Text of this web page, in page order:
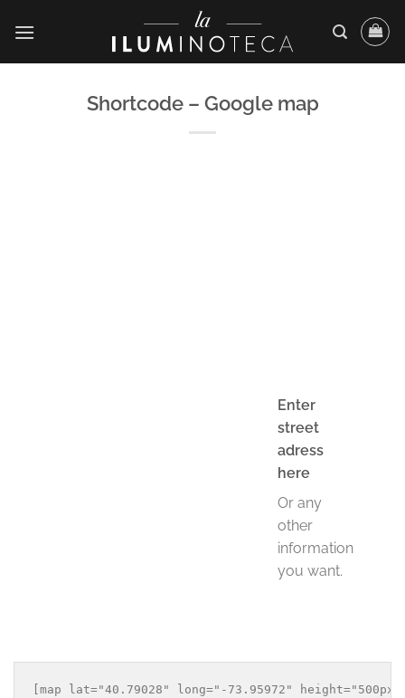
Shortcode – Google map
Enter
street
adress
here
Or any
other
information
you want.
[map lat="40.79028" long="-73.95972"